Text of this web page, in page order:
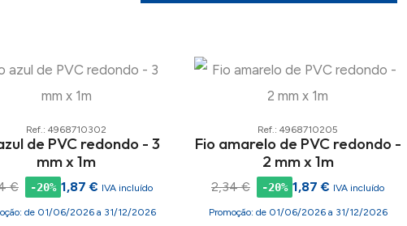
Ref.: 4968710302
de PVC redondo - 3
mm x 1m
€ -20% 1,87 € IVA incluído
de 01/06/2026 a 31/12/2026
Ref.: 4968710205
Fio amarelo de PVC redondo -
2 mm x 1m
2,34 € -20% 1,87 € IVA incluído
Promoção: de 01/06/2026 a 31/12/2026